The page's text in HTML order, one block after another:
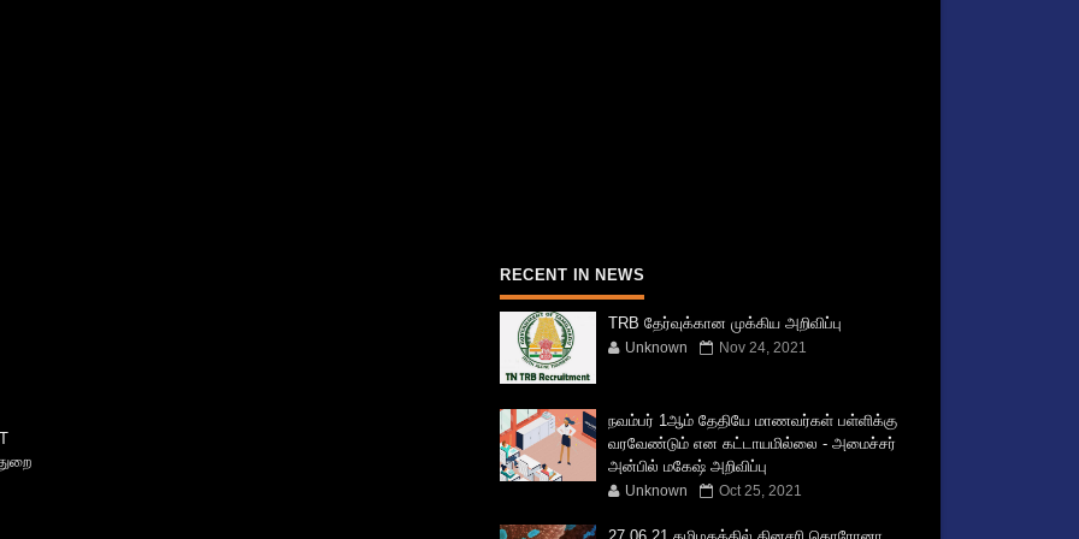
RECENT IN NEWS
TRB தேர்வுக்கான முக்கிய அறிவிப்பு
Unknown Nov 24, 2021
நவம்பர் 1ஆம் தேதியே மாணவர்கள் பள்ளிக்கு
வரவேண்டும் என கட்டாயமில்லை - அமைச்சர்
அன்பில் மகேஷ் அறிவிப்பு
Unknown Oct 25, 2021